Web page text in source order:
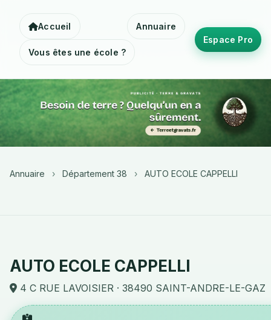
Accueil Annuaire
Vous êtes une école ?
Espace Pro
Annuaire › Département 38 › AUTO ECOLE CAPPELLI
AUTO ECOLE CAPPELLI
4 C RUE LAVOISIER · 38490 SAINT-ANDRE-LE-GAZ